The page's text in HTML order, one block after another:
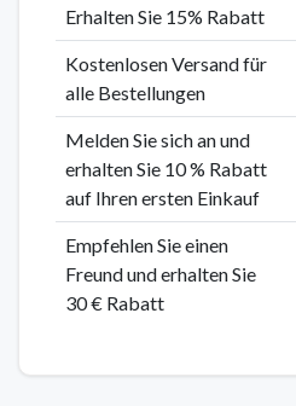
Erhalten Sie 15% Rabatt
Kostenlosen Versand für
alle Bestellungen
Melden Sie sich an und
erhalten Sie 10 % Rabatt
auf Ihren ersten Einkauf
Empfehlen Sie einen
Freund und erhalten Sie
30 € Rabatt